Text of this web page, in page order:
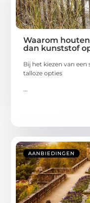
Waarom
dan kunststof
Bij het kiezen van
talloze opties
...
AANBIEDINGEN